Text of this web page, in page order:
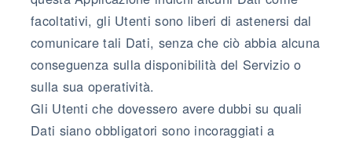
facoltativi, gli Utenti sono liberi di astenersi dal
comunicare tali Dati, senza che ciò abbia alcuna
conseguenza sulla disponibilità del Servizio o
sulla sua operatività.
Gli Utenti che dovessero avere dubbi su quali
Dati siano obbligatori sono incoraggiati a